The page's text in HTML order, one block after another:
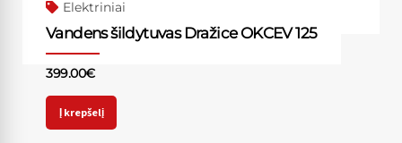
Elektriniai
Vandens šildytuvas Dražice OKCEV 125
399.00€
Į krepšelį